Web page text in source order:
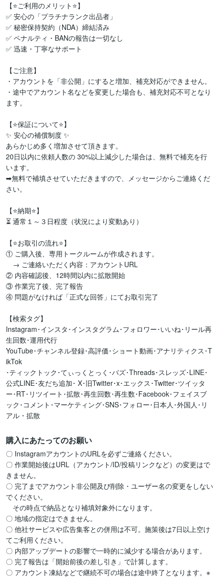
【⭐️ご利用のメリット⭐️】
✅ 安心の「プラチナランク出品者」
✅ 秘密保持契約（NDA）締結済み
✅ ペナルティ・BANの報告は一切なし
✅ 迅速・丁寧なサポート
【ご注意】
・アカウントを「非公開」にすると増加、補充対応ができません。
・途中でアカウント名などを変更した場合も、補充対応不可となり
ます。
【⭐️保証について⭐️】
✨ 安心の補償制度 ✨
あらかじめ多く増加させて頂きます。
20日以内に依頼人数の 30%以上減少した場合は、無料で補充を行
います。
➡無料で補填させていただきますので、メッセージからご連絡くだ
さい。
【⭐️納期⭐️】
⏳ 通常１～３日程度（状況により変動あり）
【⭐️お取引の流れ⭐️】
① ご購入後、専用トークルームが作成されます。
→ ご連絡いただく内容：アカウントURL
② 内容確認後、12時間以内に拡散開始
③ 作業完了後、完了報告
④ 問題がなければ「正式な回答」にてお取引完了
【検索タグ】
Instagram･インスタ･インスタグラム･フォロワー･いいね･リール再
生回数･運用代行
YouTube･チャンネル登録･高評価･ショート動画･アナリティクス･T
ikTok
･ティックトック･てぃっくとっく･バズ･Threads･スレッズ･LINE･
公式LINE･友だち追加･ X･旧Twitter･x･エックス･Twitter･ツイッタ
ー･RT･リツイート･拡散･再生回数･再生数･Facebook･フェイスブ
ック･コメント･マーケティング･SNS･フォロー･日本人･外国人･リ
アル・拡散
購入にあたってのお願い
〇 InstagramアカウントのURLを必ずご連絡ください。
〇 作業開始後はURL（アカウント/ID/投稿リンクなど）の変更はで
きません。
〇 完了までアカウント非公開及び削除・ユーザー名の変更をしない
でください。
その時点で納品となり補填対象外になります。
〇 地域の指定はできません。
〇 他社サービスや広告集客との併用は不可。施策後は7日以上空け
てご利用ください。
〇 内部アップデートの影響で一時的に減少する場合があります。
〇 完了報告は「開始前後の差し引き」で計算します。
〇 アカウント凍結などで継続不可の場合は途中終了となります。※